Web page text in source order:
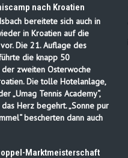
nach Kroatien
bereitete sich auch in
in Kroatien auf die
Die 21. Auflage des
die knapp 50
zweiten Osterwoche
Die tolle Hotelanlage,
„Umag Tennis Academy“,
Herz begehrt. „Sonne pur
bescherten dann auch
Marktmeisterschaft